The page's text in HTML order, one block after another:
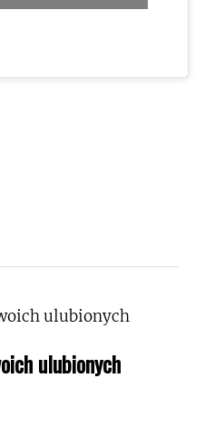
ulubionych